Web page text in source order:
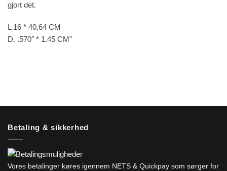
gjort det.
L 16 * 40,64 CM
D. .570″ * 1.45 CM”
Betaling & sikkerhed
Vores betalinger køres igennem NETS & Quickpay som sørger for